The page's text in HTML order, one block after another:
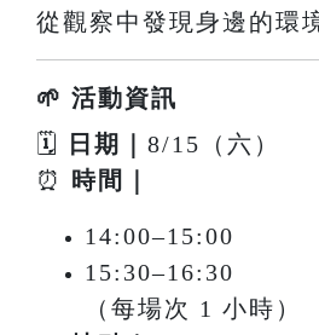
從觀察中發現身邊的環
🌱 活動資訊
🗓
日期｜ 8/15（六）
⏰
時間｜
14:00–15:00
15:30–16:30
（每場次 1 小時）